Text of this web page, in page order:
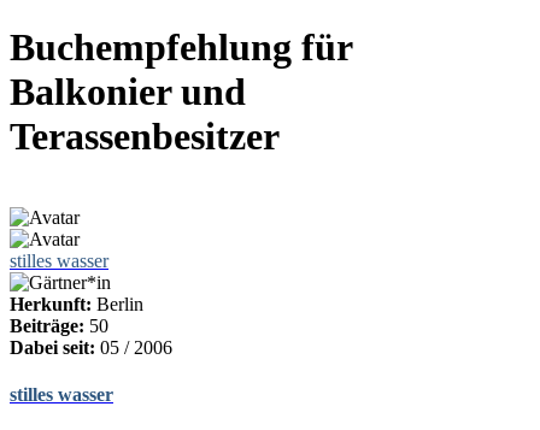
Buchempfehlung für
Balkonier und
Terassenbesitzer
stilles wasser
Herkunft: Berlin
Beiträge: 50
Dabei seit: 05 / 2006
stilles wasser